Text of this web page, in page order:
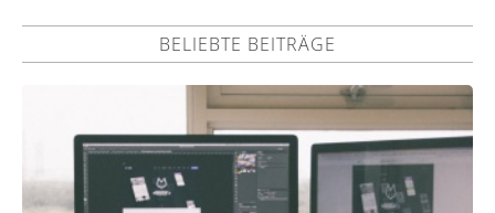
BELIEBTE BEITRÄGE